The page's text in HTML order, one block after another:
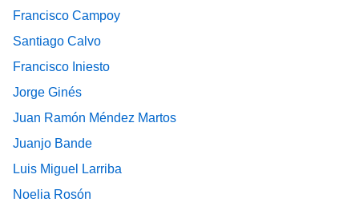
Francisco Campoy
Santiago Calvo
Francisco Iniesto
Jorge Ginés
Juan Ramón Méndez Martos
Juanjo Bande
Luis Miguel Larriba
Noelia Rosón